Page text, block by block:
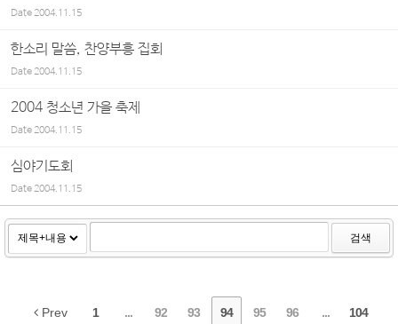
Date2004.11.15
한소리 말씀, 찬양부흥 집회
Date2004.11.15
2004 청소년 가을 축제
Date2004.11.15
심야기도회
Date2004.11.15
검색
Prev 1 ... 92 93 94 95 96 ... 104